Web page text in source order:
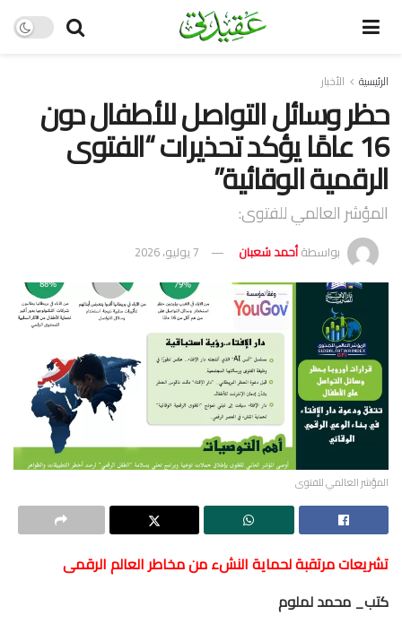
الرئيسية الأخبار
حظر وسائل التواصل للأطفال دون
16 عامًا يؤكد تحذيرات “الفتوى
الرقمية الوقائية”
المؤشر العالمي للفتوى:
بواسطةأحمد شعبان 7 يوليو، 2026
المؤشر العالمي للفتوى
تشريعات مرتقبة لحماية النشء من مخاطر العالم الرقمى
كتب_ محمد لملوم